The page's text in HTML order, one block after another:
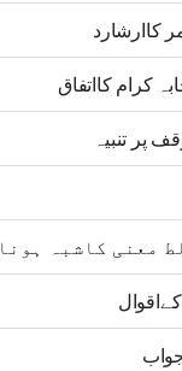
کاارشارد
کرام کااتفاق
پر تنبیہ
معنی کاشبہ ہونا